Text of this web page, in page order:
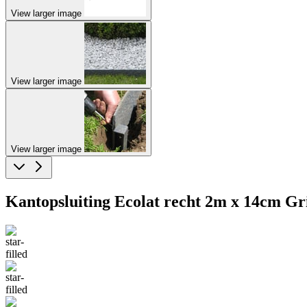
View larger image
View larger image
View larger image
Kantopsluiting Ecolat recht 2m x 14cm